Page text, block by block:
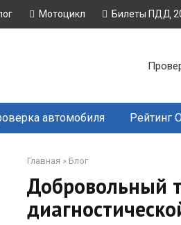
Мотоцикл Билеты ПДД
автомобиля Рейтинг
Главная » Блог
Добровольный